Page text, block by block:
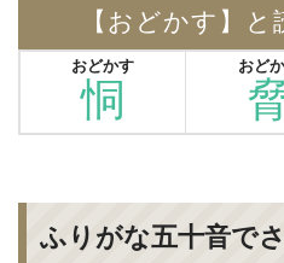
【おどかす】
恫
おどかす おど
ふりがな五十音で